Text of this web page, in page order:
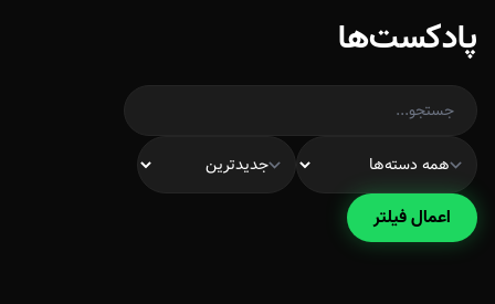
پادکست‌ها
اعمال فیلتر